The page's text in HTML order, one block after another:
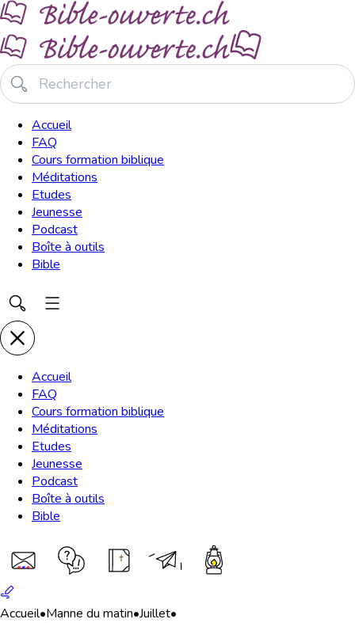
Accueil
FAQ
Cours formation biblique
Méditations
Etudes
Jeunesse
Podcast
Boîte à outils
Bible
Accueil
FAQ
Cours formation biblique
Méditations
Etudes
Jeunesse
Podcast
Boîte à outils
Bible
Accueil•Manne du matin•Juillet•